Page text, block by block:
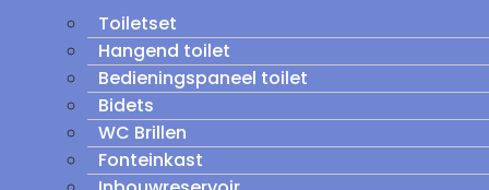
Toiletset
Hangend toilet
Bedieningspaneel toilet
Bidets
WC Brillen
Fonteinkast